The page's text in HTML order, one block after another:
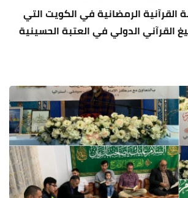
القرآنية الرمضانية في الكويت التي
القرآني الدولي في العتبة الحسينية